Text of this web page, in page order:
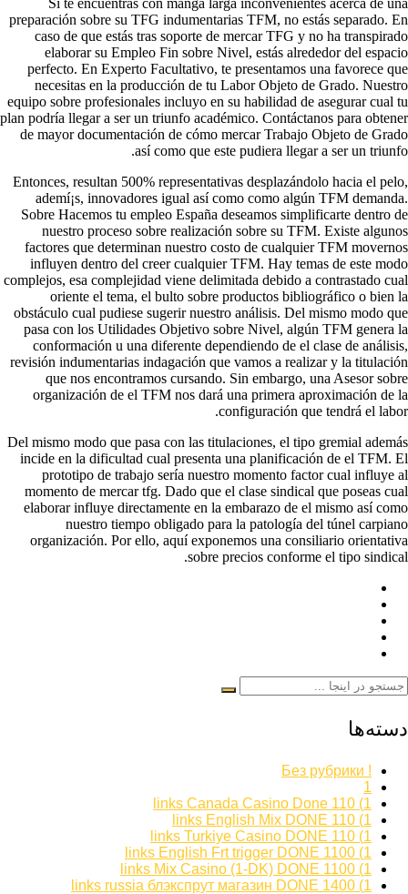
preparación sobre su TFG indumentarias TFM, no estás separado. En
caso de que estás tras soporte de mercar TFG y no ha transpirado
elaborar su Empleo Fin sobre Nivel, estás alrededor del espacio
perfecto. En Experto Facultativo, te presentamos una favorece que
necesitas en la producción de tu Labor Objeto de Grado. Nuestro
equipo sobre profesionales incluyo en su habilidad de asegurar cual tu
plan podrí­a llegar a ser un triunfo académico. Contáctanos para obtener
de mayor documentación de cómo mercar Trabajo Objeto de Grado
así­ como que este pudiera llegar a ser un triunfo.
Entonces, resultan 500% representativas desplazándolo hacia el pelo,
ademí¡s, innovadores igual así­ como como algún TFM demanda.
Sobre Hacemos tu empleo España deseamos simplificarte dentro de
nuestro proceso sobre realización sobre su TFM. Existe algunos
factores que determinan nuestro costo de cualquier TFM movernos
influyen dentro del creer cualquier TFM. Hay temas de este modo
complejos, esa complejidad viene delimitada debido a contrastado cual
oriente el tema, el bulto sobre productos bibliográfico o bien la
obstáculo cual pudiese sugerir nuestro análisis. Del mismo modo que
pasa con los Utilidades Objetivo sobre Nivel, algún TFM genera la
conformación u una diferente dependiendo de el clase de análisis,
revisión indumentarias indagación que vamos a realizar y la titulación
que nos encontramos cursando. Sin embargo, una Asesor sobre
organización de el TFM nos dará una primera aproximación de la
configuración que tendrá el labor.
Del mismo modo que pasa con las titulaciones, el tipo gremial además
incide en la dificultad cual presenta una planificación de el TFM. El
prototipo de trabajo serí­a nuestro momento factor cual influye al
momento de mercar tfg. Dado que el clase sindical que poseas cual
elaborar influye directamente en la embarazo de el mismo así­ como
nuestro tiempo obligado para la patologí­a del túnel carpiano
organización. Por ello, aquí exponemos una consiliario orientativa
sobre precios conforme el tipo sindical.
دسته‌ها
! Без рубрики
1
1) 110 links Canada Casino Done
1) 110 links English Mix DONE
1) 110 links Turkiye Casino DONE
1) 1100 links English Frt trigger DONE
1) 1100 links Mix Casino (1-DK) DONE
1) 1400 links russia блэкспрут магазин DONE